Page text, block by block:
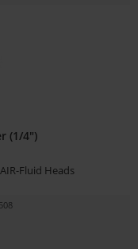
(1/4")
Fluid Heads